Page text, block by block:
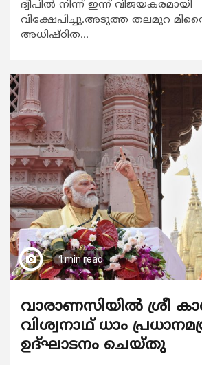
ദ്വീപില്‍ നിന്ന് ഇന്ന് വിജയകരമായി
വിക്ഷേപിച്ചു.അടുത്ത തലമുറ
അധിഷ്ഠിത...
1 min read
വാരാണസിയില്‍ ശ്രീ
വിശ്വനാഥ് ധാം
ഉദ്ഘാടനം ചെയ്തു